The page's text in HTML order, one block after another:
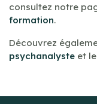
consultez notre
formation.
Découvrez
psychanalyste et le